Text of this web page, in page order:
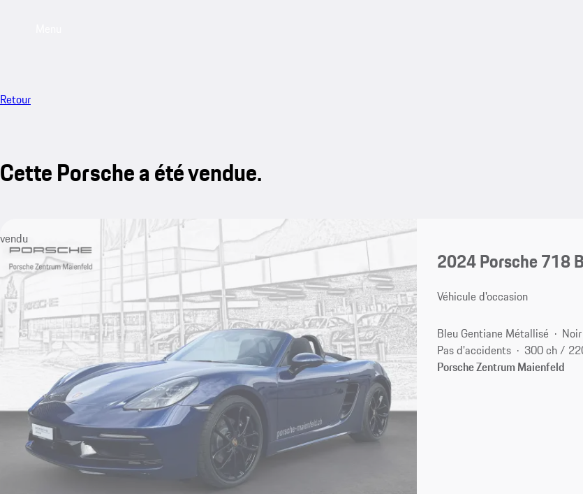
Retour
Cette Porsche a été vendue.
vendu
2024 Porsche 718
Véhicule d'occasion
Bleu Gentiane Métallisé Noir
Pas d'accidents
300 ch /
Porsche Zentrum Maienfeld